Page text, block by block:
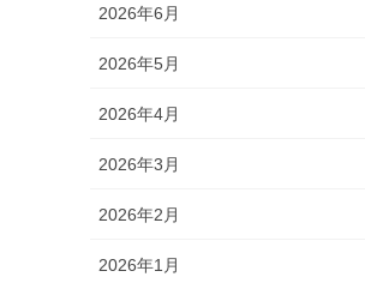
2026年6月
2026年5月
2026年4月
2026年3月
2026年2月
2026年1月